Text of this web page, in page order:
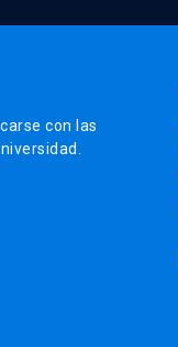
con las